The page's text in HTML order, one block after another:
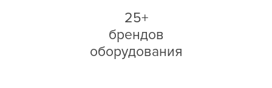
25+
брендов
оборудования